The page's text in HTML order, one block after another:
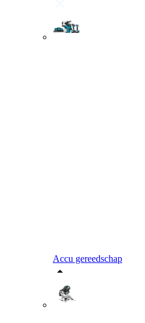
Accu gereedschap